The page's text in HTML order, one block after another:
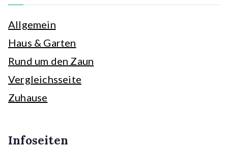
Allgemein
Haus & Garten
Rund um den Zaun
Vergleichsseite
Zuhause
Infoseiten